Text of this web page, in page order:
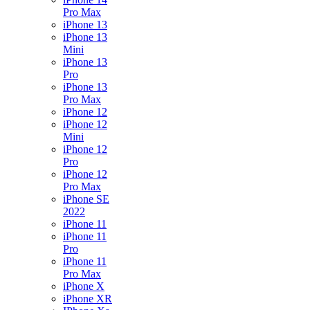
Pro Max
iPhone 13
iPhone 13
Mini
iPhone 13
Pro
iPhone 13
Pro Max
iPhone 12
iPhone 12
Mini
iPhone 12
Pro
iPhone 12
Pro Max
iPhone SE
2022
iPhone 11
iPhone 11
Pro
iPhone 11
Pro Max
iPhone X
iPhone XR